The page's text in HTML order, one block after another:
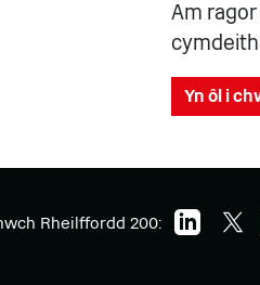
Am
Yn ôl i
Rheilffordd 200: